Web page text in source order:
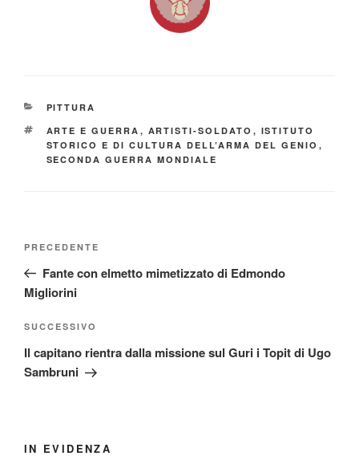
CATEGORIE
PITTURA
TAG
ARTE E GUERRA , ARTISTI-SOLDATO , ISTITUTO
STORICO E DI CULTURA DELL’ARMA DEL GENIO ,
SECONDA GUERRA MONDIALE
Articolo
precedente:
PRECEDENTE
Fante con elmetto mimetizzato di Edmondo
Migliorini
Articolo
successivo
SUCCESSIVO
Il capitano rientra dalla missione sul Guri i Topit di Ugo
Sambruni
IN EVIDENZA